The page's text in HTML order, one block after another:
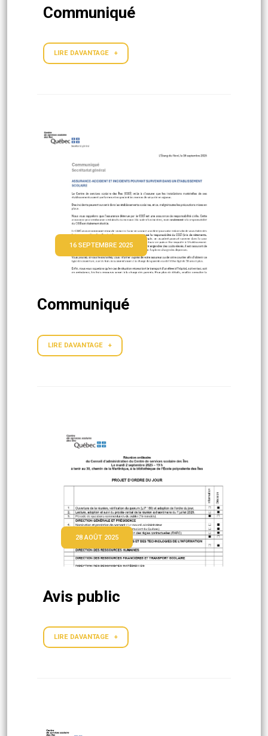
Communiqué
LIRE DAVANTAGE +
16 SEPTEMBRE 2025
Communiqué
LIRE DAVANTAGE +
28 AOÛT 2025
Avis public
LIRE DAVANTAGE +